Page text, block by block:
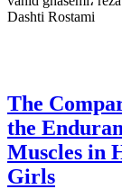
Dashti Rostami
The
the
Muscles in
Girls